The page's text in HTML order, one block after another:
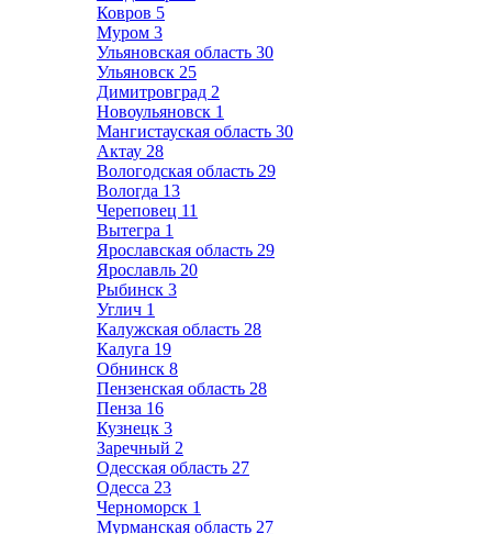
Ковров 5
Муром 3
Ульяновская область 30
Ульяновск 25
Димитровград 2
Новоульяновск 1
Мангистауская область 30
Актау 28
Вологодская область 29
Вологда 13
Череповец 11
Вытегра 1
Ярославская область 29
Ярославль 20
Рыбинск 3
Углич 1
Калужская область 28
Калуга 19
Обнинск 8
Пензенская область 28
Пенза 16
Кузнецк 3
Заречный 2
Одесская область 27
Одесса 23
Черноморск 1
Мурманская область 27